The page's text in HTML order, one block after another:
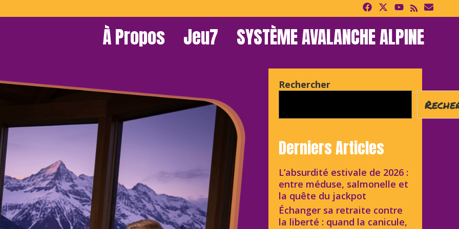
À Propos Jeu7 SYSTÈME AVALANCHE ALPINE
Rechercher
Derniers Articles
L’absurdité estivale de 2026 :
entre méduse, salmonelle et
la quête du jackpot
Échanger sa retraite contre
la liberté : quand la canicule,